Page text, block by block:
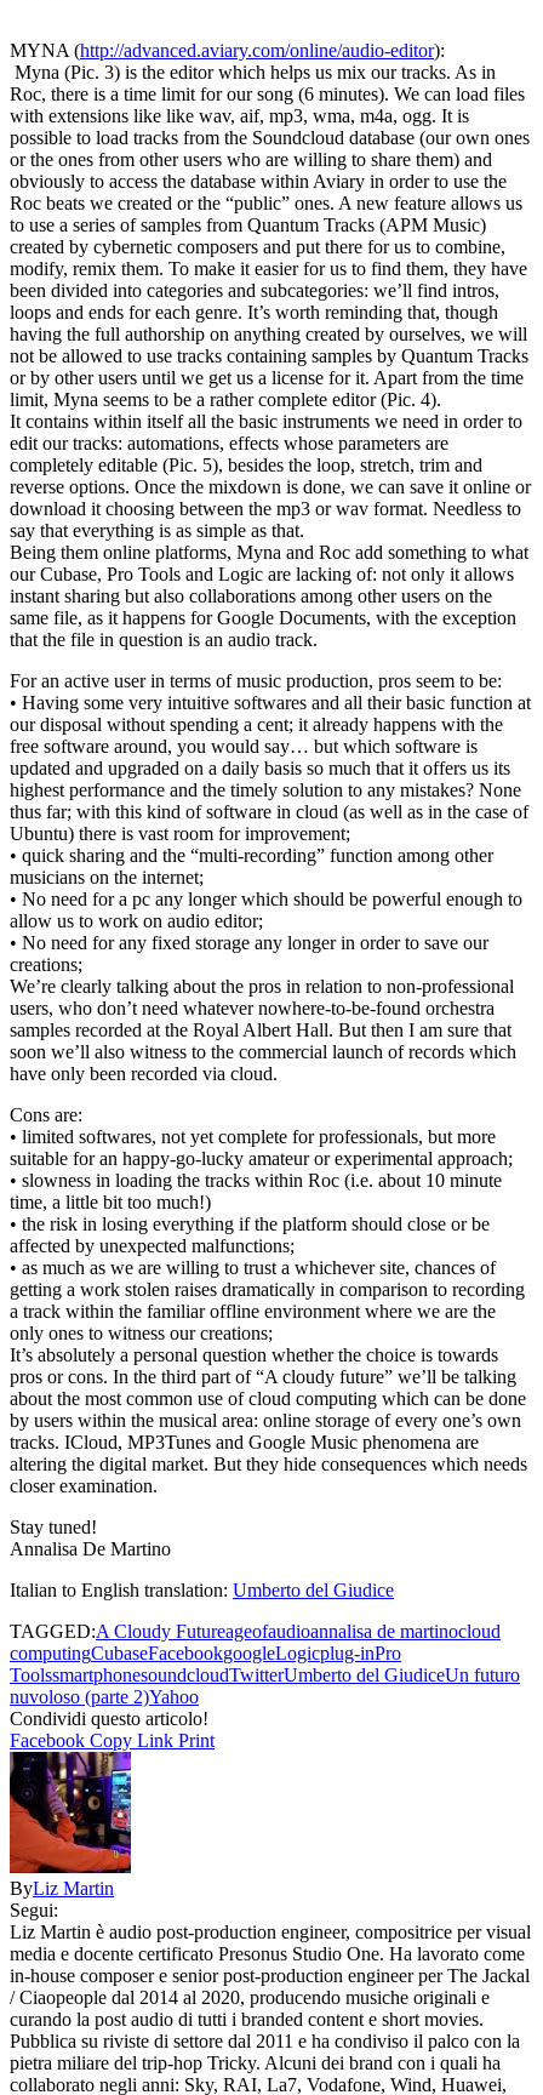
MYNA (http://advanced.aviary.com/online/audio-editor):
Myna (Pic. 3) is the editor which helps us mix our tracks. As in
Roc, there is a time limit for our song (6 minutes). We can load files
with extensions like like wav, aif, mp3, wma, m4a, ogg. It is
possible to load tracks from the Soundcloud database (our own ones
or the ones from other users who are willing to share them) and
obviously to access the database within Aviary in order to use the
Roc beats we created or the “public” ones. A new feature allows us
to use a series of samples from Quantum Tracks (APM Music)
created by cybernetic composers and put there for us to combine,
modify, remix them. To make it easier for us to find them, they have
been divided into categories and subcategories: we’ll find intros,
loops and ends for each genre. It’s worth reminding that, though
having the full authorship on anything created by ourselves, we will
not be allowed to use tracks containing samples by Quantum Tracks
or by other users until we get us a license for it. Apart from the time
limit, Myna seems to be a rather complete editor (Pic. 4).
It contains within itself all the basic instruments we need in order to
edit our tracks: automations, effects whose parameters are
completely editable (Pic. 5), besides the loop, stretch, trim and
reverse options. Once the mixdown is done, we can save it online or
download it choosing between the mp3 or wav format. Needless to
say that everything is as simple as that.
Being them online platforms, Myna and Roc add something to what
our Cubase, Pro Tools and Logic are lacking of: not only it allows
instant sharing but also collaborations among other users on the
same file, as it happens for Google Documents, with the exception
that the file in question is an audio track.
For an active user in terms of music production, pros seem to be:
• Having some very intuitive softwares and all their basic function at
our disposal without spending a cent; it already happens with the
free software around, you would say… but which software is
updated and upgraded on a daily basis so much that it offers us its
highest performance and the timely solution to any mistakes? None
thus far; with this kind of software in cloud (as well as in the case of
Ubuntu) there is vast room for improvement;
• quick sharing and the “multi-recording” function among other
musicians on the internet;
• No need for a pc any longer which should be powerful enough to
allow us to work on audio editor;
• No need for any fixed storage any longer in order to save our
creations;
We’re clearly talking about the pros in relation to non-professional
users, who don’t need whatever nowhere-to-be-found orchestra
samples recorded at the Royal Albert Hall. But then I am sure that
soon we’ll also witness to the commercial launch of records which
have only been recorded via cloud.
Cons are:
• limited softwares, not yet complete for professionals, but more
suitable for an happy-go-lucky amateur or experimental approach;
• slowness in loading the tracks within Roc (i.e. about 10 minute
time, a little bit too much!)
• the risk in losing everything if the platform should close or be
affected by unexpected malfunctions;
• as much as we are willing to trust a whichever site, chances of
getting a work stolen raises dramatically in comparison to recording
a track within the familiar offline environment where we are the
only ones to witness our creations;
It’s absolutely a personal question whether the choice is towards
pros or cons. In the third part of “A cloudy future” we’ll be talking
about the most common use of cloud computing which can be done
by users within the musical area: online storage of every one’s own
tracks. ICloud, MP3Tunes and Google Music phenomena are
altering the digital market. But they hide consequences which needs
closer examination.
Stay tuned!
Annalisa De Martino
Italian to English translation: Umberto del Giudice
TAGGED:A Cloudy Futureageofaudioannalisa de martinocloud
computingCubaseFacebookgoogleLogicplug-inPro
ToolssmartphonesoundcloudTwitterUmberto del GiudiceUn futuro
nuvoloso (parte 2)Yahoo
Condividi questo articolo!
Facebook Copy Link Print
ByLiz Martin
Segui:
Liz Martin è audio post-production engineer, compositrice per visual
media e docente certificato Presonus Studio One. Ha lavorato come
in-house composer e senior post-production engineer per The Jackal
/ Ciaopeople dal 2014 al 2020, producendo musiche originali e
curando la post audio di tutti i branded content e short movies.
Pubblica su riviste di settore dal 2011 e ha condiviso il palco con la
pietra miliare del trip-hop Tricky. Alcuni dei brand con i quali ha
collaborato negli anni: Sky, RAI, La7, Vodafone, Wind, Huawei,